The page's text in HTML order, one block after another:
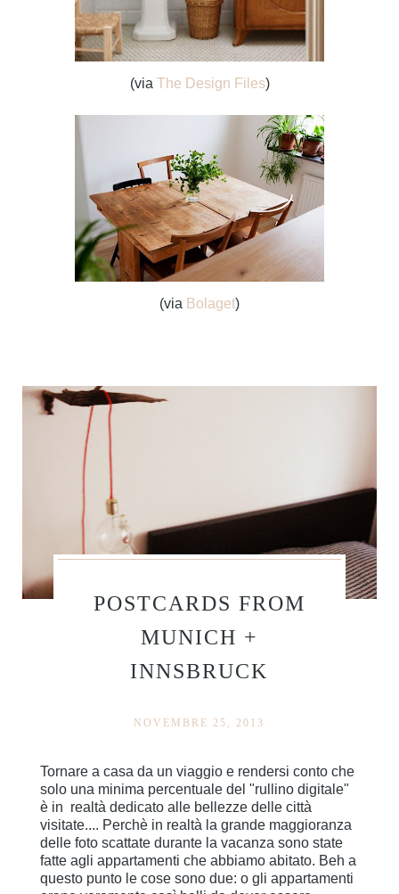
(via The Design Files)
(via Bolaget)
POSTCARDS FROM
MUNICH +
INNSBRUCK
NOVEMBRE 25, 2013
Tornare a casa da un viaggio e rendersi conto che
solo una minima percentuale del "rullino digitale"
è in realtà dedicato alle bellezze delle città
visitate.... Perchè in realtà la grande maggioranza
delle foto scattate durante la vacanza sono state
fatte agli appartamenti che abbiamo abitato. Beh a
questo punto le cose sono due: o gli appartamenti